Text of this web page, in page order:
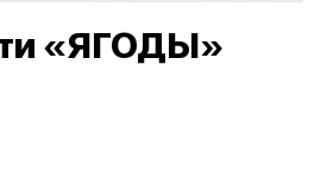
«ЯГОДЫ»